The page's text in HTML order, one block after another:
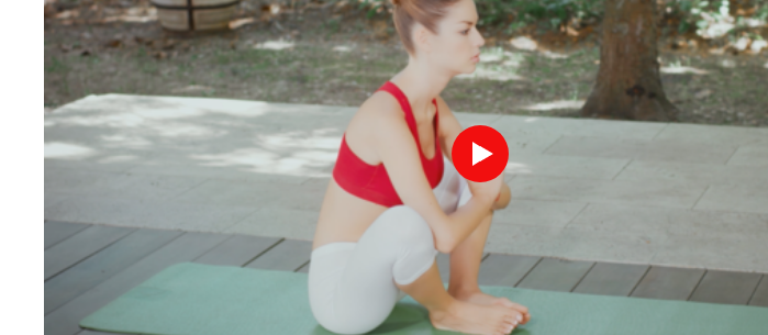
sjælens flugt
indre fred
morgendrømme
bjergstilhed
havbrise